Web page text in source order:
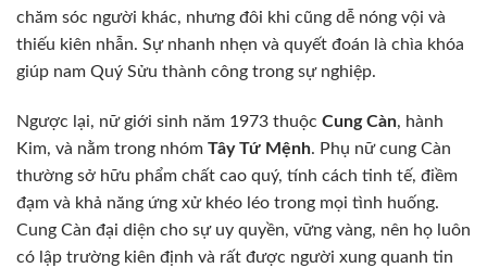
chăm sóc người khác, nhưng đôi khi cũng dễ nóng vội và
thiếu kiên nhẫn. Sự nhanh nhẹn và quyết đoán là chìa khóa
giúp nam Quý Sửu thành công trong sự nghiệp.
Ngược lại, nữ giới sinh năm 1973 thuộc Cung Càn, hành
Kim, và nằm trong nhóm Tây Tứ Mệnh. Phụ nữ cung Càn
thường sở hữu phẩm chất cao quý, tính cách tinh tế, điềm
đạm và khả năng ứng xử khéo léo trong mọi tình huống.
Cung Càn đại diện cho sự uy quyền, vững vàng, nên họ luôn
có lập trường kiên định và rất được người xung quanh tin